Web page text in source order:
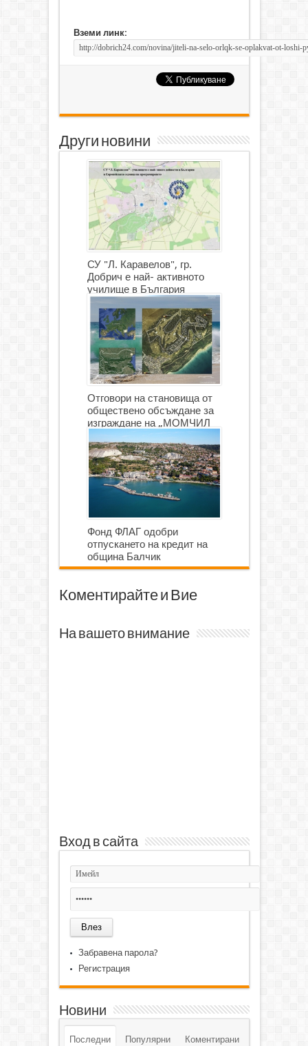
Вземи линк:
Други новини
СУ "Л. Каравелов", гр.
Добрич е най- активното
училище в България
Отговори на становища от
обществено обсъждане за
изграждане на „МОМЧИЛ
ГОЛФ И ГОЛФ ИГРИЩЕ”
Фонд ФЛАГ одобри
отпускането на кредит на
община Балчик
Коментирайте и Вие
На вашето внимание
Вход в сайта
Забравена парола?
Регистрация
Новини
Последни Популярни Коментирани